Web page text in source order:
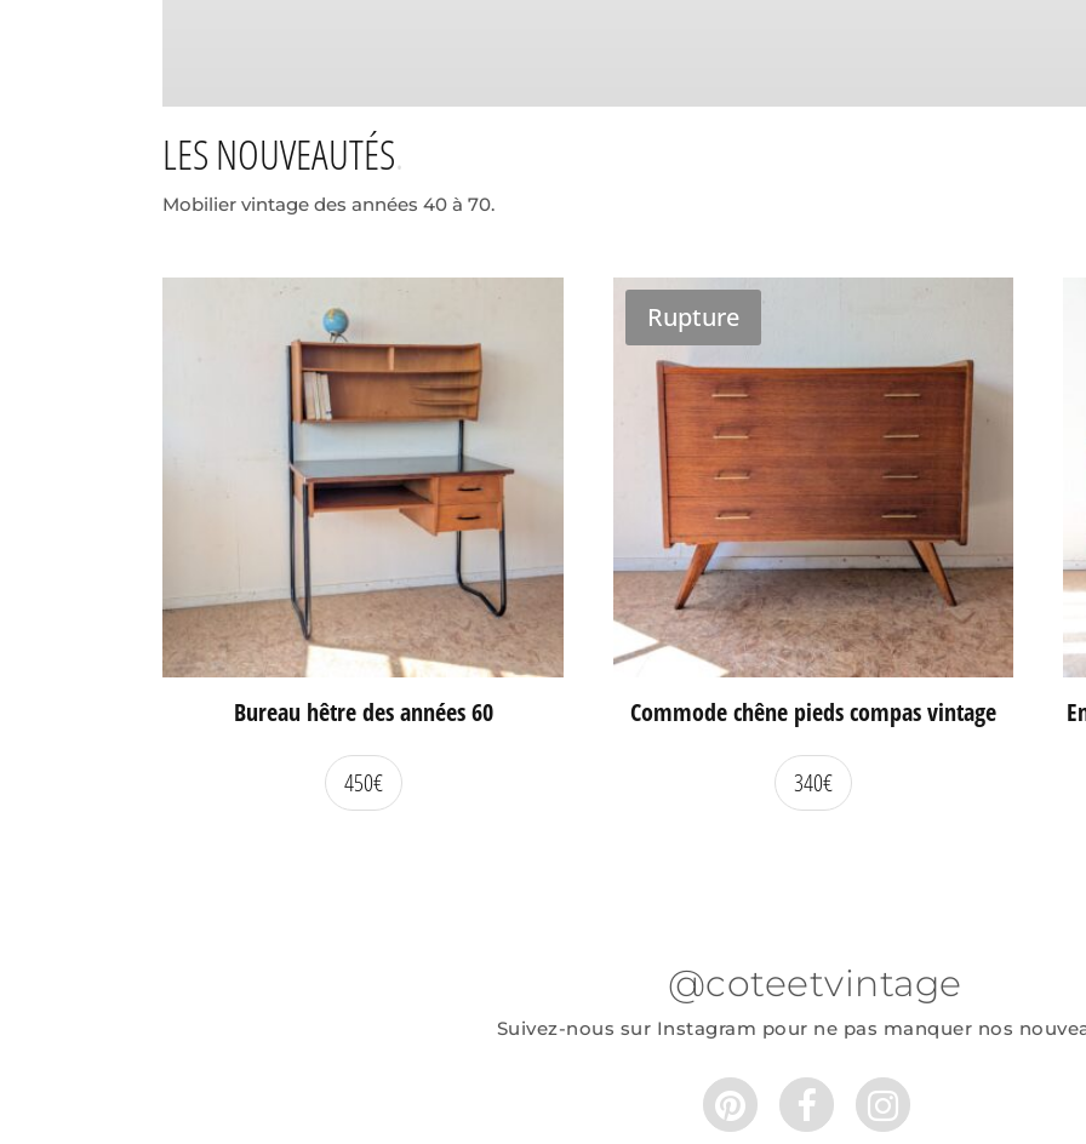
LES NOUVEAUTÉS
Mobilier vintage des années 40 à 70.
Bureau hêtre des années 60
450€
Rupture
Commode chêne pieds compas vintage
340€
@coteetvintage
Suivez-nous sur Instagram pour ne pas manquer nos